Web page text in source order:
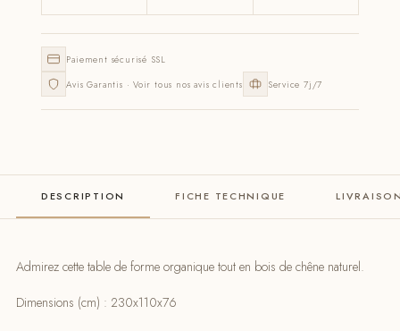
Paiement sécurisé SSL
Avis Garantis · Voir tous nos avis clients
Service 7j/7
DESCRIPTION FICHE TECHNIQUE
Admirez cette table de forme organique tout en bois de chêne naturel.
Dimensions (cm) : 230x110x76